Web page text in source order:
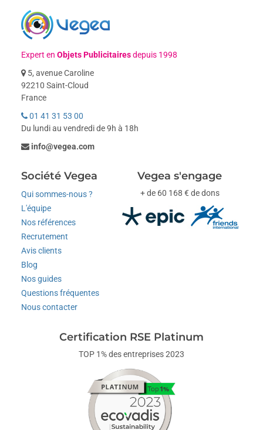
Expert enObjets Publicitairesdepuis 1998
5, avenue Caroline
92210 Saint-Cloud
France
01 41 31 53 00
Du lundi au vendredi de 9h à 18h
info@vegea.com
Société Vegea
Qui sommes-nous ?
L'équipe
Nos références
Recrutement
Avis clients
Blog
Nos guides
Questions fréquentes
Nous contacter
Vegea s'engage
+ de 60 168 € de dons
Certification RSE Platinum
TOP 1% des entreprises 2023